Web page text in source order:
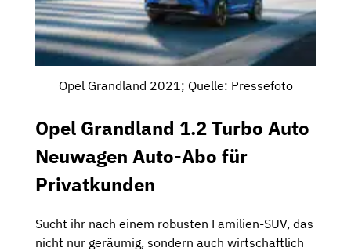
Opel Grandland 2021; Quelle: Pressefoto
Opel Grandland 1.2 Turbo Auto
Neuwagen Auto-Abo für
Privatkunden
Sucht ihr nach einem robusten Familien-SUV, das
nicht nur geräumig, sondern auch wirtschaftlich